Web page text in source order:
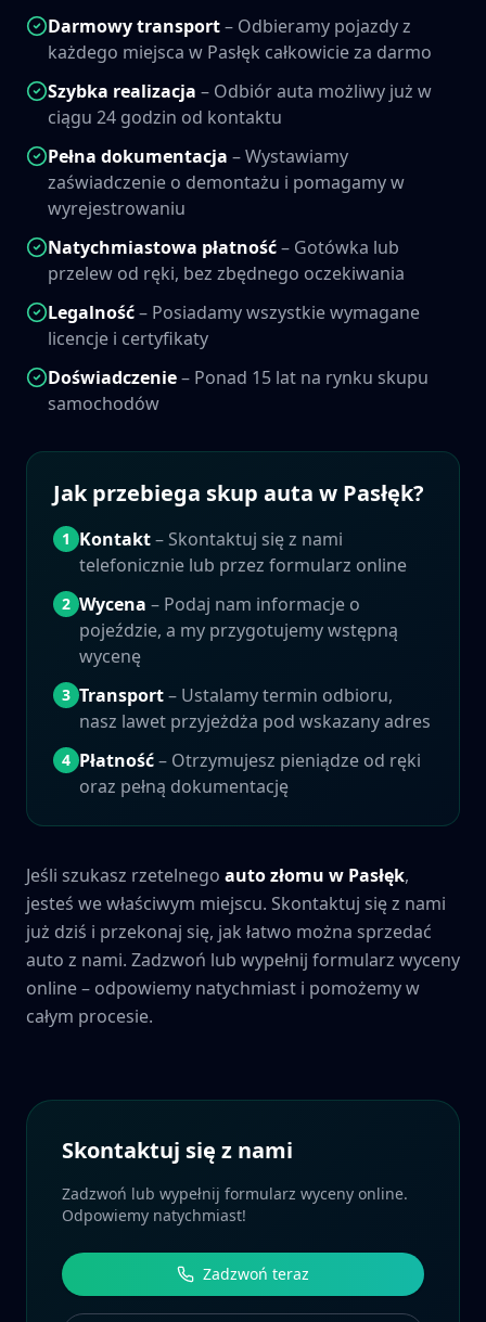
Darmowy transport– Odbieramy pojazdy z
każdego miejsca w Pasłęk całkowicie za darmo
Szybka realizacja – Odbiór auta możliwy już w
ciągu 24 godzin od kontaktu
Pełna dokumentacja – Wystawiamy
zaświadczenie o demontażu i pomagamy w
wyrejestrowaniu
Natychmiastowa płatność– Gotówka lub
przelew od ręki, bez zbędnego oczekiwania
Legalność– Posiadamy wszystkie wymagane
licencje i certyfikaty
Doświadczenie– Ponad 15 lat na rynku skupu
samochodów
Jak przebiega skup auta w Pasłęk?
1 Kontakt– Skontaktuj się z nami
telefonicznie lub przez formularz online
2 Wycena – Podaj nam informacje o
pojeździe, a my przygotujemy wstępną
wycenę
3 Transport– Ustalamy termin odbioru,
nasz lawet przyjeżdża pod wskazany adres
4 Płatność– Otrzymujesz pieniądze od ręki
oraz pełną dokumentację
Jeśli szukasz rzetelnego auto złomu w Pasłęk,
jesteś we właściwym miejscu. Skontaktuj się z nami
już dziś i przekonaj się, jak łatwo można sprzedać
auto z nami. Zadzwoń lub wypełnij formularz wyceny
online – odpowiemy natychmiast i pomożemy w
całym procesie.
Skontaktuj się z nami
Zadzwoń lub wypełnij formularz wyceny online.
Odpowiemy natychmiast!
Zadzwoń teraz